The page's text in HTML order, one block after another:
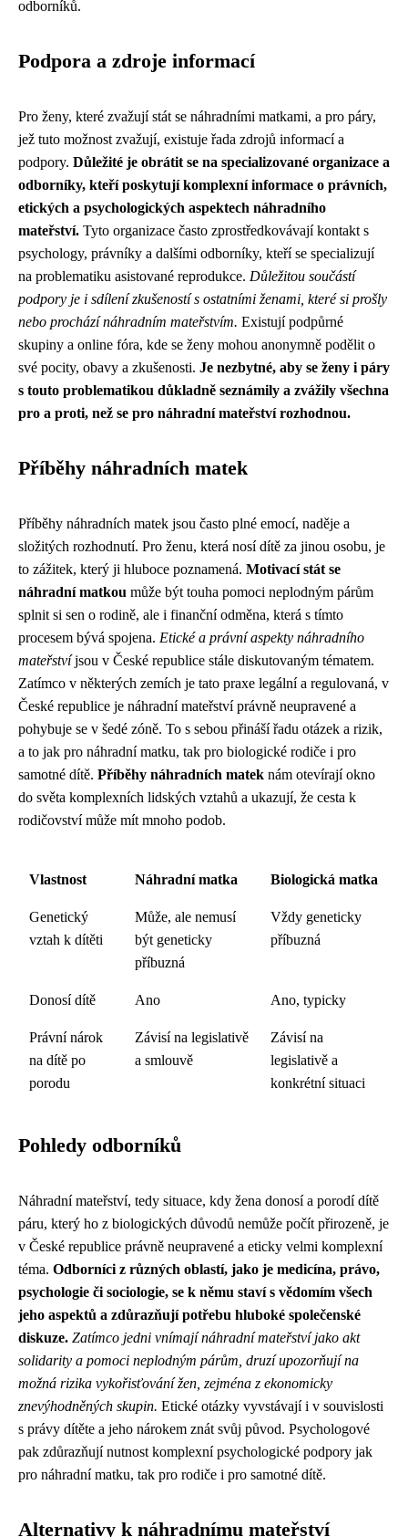
odborníků.
Podpora a zdroje informací
Pro ženy, které zvažují stát se náhradními matkami, a pro páry,
jež tuto možnost zvažují, existuje řada zdrojů informací a
podpory. Důležité je obrátit se na specializované organizace a
odborníky, kteří poskytují komplexní informace o právních,
etických a psychologických aspektech náhradního
mateřství. Tyto organizace často zprostředkovávají kontakt s
psychology, právníky a dalšími odborníky, kteří se specializují
na problematiku asistované reprodukce. Důležitou součástí
podpory je i sdílení zkušeností s ostatními ženami, které si prošly
nebo prochází náhradním mateřstvím. Existují podpůrné
skupiny a online fóra, kde se ženy mohou anonymně podělit o
své pocity, obavy a zkušenosti. Je nezbytné, aby se ženy i páry
s touto problematikou důkladně seznámily a zvážily všechna
pro a proti, než se pro náhradní mateřství rozhodnou.
Příběhy náhradních matek
Příběhy náhradních matek jsou často plné emocí, naděje a
složitých rozhodnutí. Pro ženu, která nosí dítě za jinou osobu, je
to zážitek, který ji hluboce poznamená. Motivací stát se
náhradní matkou může být touha pomoci neplodným párům
splnit si sen o rodině, ale i finanční odměna, která s tímto
procesem bývá spojena. Etické a právní aspekty náhradního
mateřstvíjsou v České republice stále diskutovaným tématem.
Zatímco v některých zemích je tato praxe legální a regulovaná, v
České republice je náhradní mateřství právně neupravené a
pohybuje se v šedé zóně. To s sebou přináší řadu otázek a rizik,
a to jak pro náhradní matku, tak pro biologické rodiče i pro
samotné dítě. Příběhy náhradních matek nám otevírají okno
do světa komplexních lidských vztahů a ukazují, že cesta k
rodičovství může mít mnoho podob.
Vlastnost Náhradní matka Biologická matka
Genetický
vztah k dítěti
Může, ale nemusí
být geneticky
příbuzná
Vždy geneticky
příbuzná
Donosí dítě Ano Ano, typicky
Právní nárok
na dítě po
porodu
Závisí na legislativě
a smlouvě
Závisí na
legislativě a
konkrétní situaci
Pohledy odborníků
Náhradní mateřství, tedy situace, kdy žena donosí a porodí dítě
páru, který ho z biologických důvodů nemůže počít přirozeně, je
v České republice právně neupravené a eticky velmi komplexní
téma. Odborníci z různých oblastí, jako je medicína, právo,
psychologie či sociologie, se k němu staví s vědomím všech
jeho aspektů a zdůrazňují potřebu hluboké společenské
diskuze. Zatímco jedni vnímají náhradní mateřství jako akt
solidarity a pomoci neplodným párům, druzí upozorňují na
možná rizika vykořisťování žen, zejména z ekonomicky
znevýhodněných skupin. Etické otázky vyvstávají i v souvislosti
s právy dítěte a jeho nárokem znát svůj původ. Psychologové
pak zdůrazňují nutnost komplexní psychologické podpory jak
pro náhradní matku, tak pro rodiče i pro samotné dítě.
Alternativy k náhradnímu mateřství